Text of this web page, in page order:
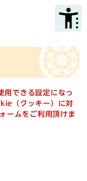
文へ
できる設定になっ
（クッキー）に対
ームをご利用頂けま